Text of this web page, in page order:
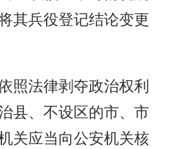
其兵役登记结论变更
照法律剥夺政治权利
县、不设区的市、市
关应当向公安机关核